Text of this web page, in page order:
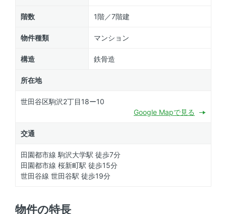
階数 1階／7階建
物件種類 マンション
構造 鉄骨造
所在地
世田谷区駒沢2丁目18ー10
Google Mapで見る
交通
田園都市線 駒沢大学駅 徒歩7分
田園都市線 桜新町駅 徒歩15分
世田谷線 世田谷駅 徒歩19分
物件の特長